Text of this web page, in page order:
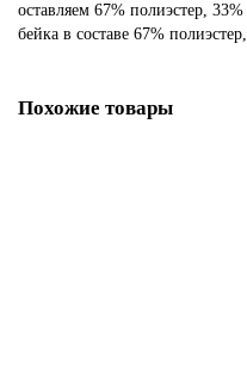
оставляем 67% полиэстер,
бейка в составе 67%
Похожие товары